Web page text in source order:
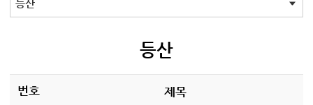
기타모임 전체
시흥/안산/광명지역
콰이어
축구
등산
등산
번호 제목